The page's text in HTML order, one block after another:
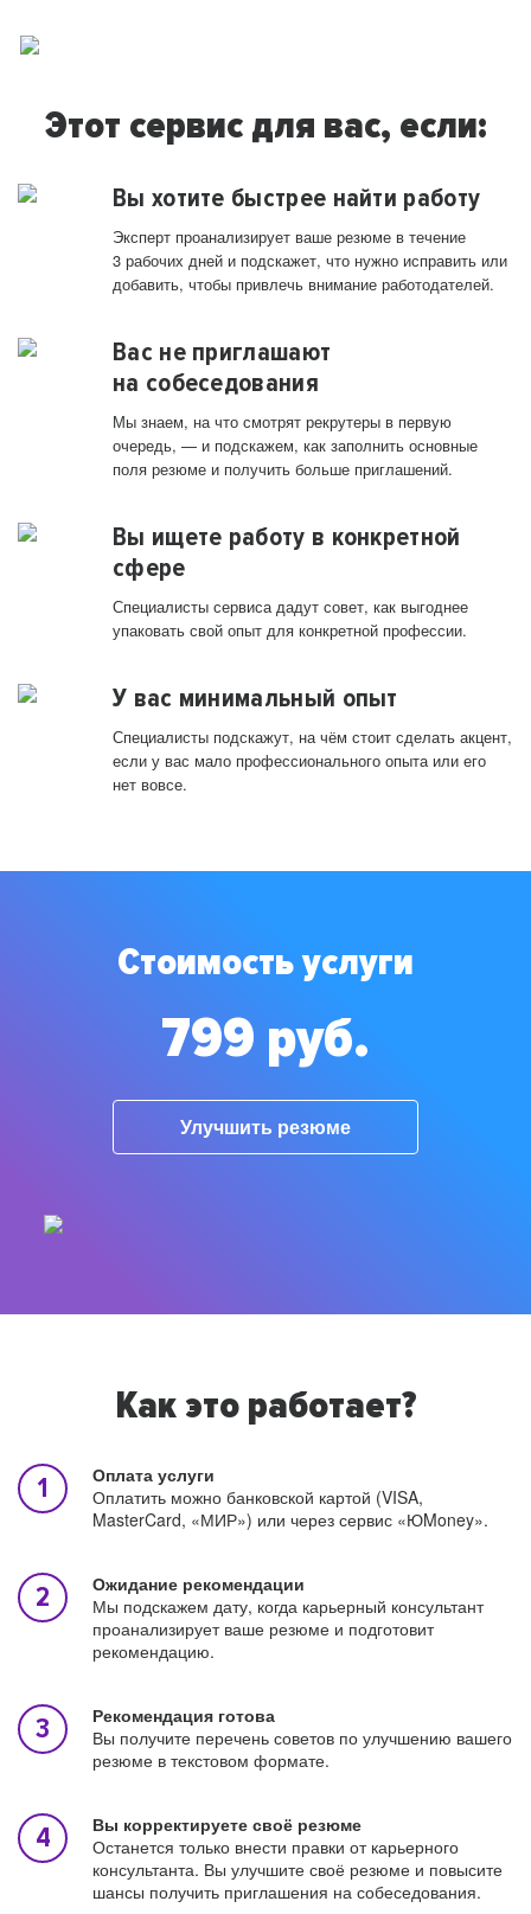
Этот сервис для вас, если:
Вы хотите быстрее найти работу
Эксперт проанализирует ваше резюме в течение
3 рабочих дней и подскажет, что нужно исправить или
добавить, чтобы привлечь внимание работодателей.
Вас не приглашают
на собеседования
Мы знаем, на что смотрят рекрутеры в первую
очередь, — и подскажем, как заполнить основные
поля резюме и получить больше приглашений.
Вы ищете работу в конкретной
сфере
Специалисты сервиса дадут совет, как выгоднее
упаковать свой опыт для конкретной профессии.
У вас минимальный опыт
Специалисты подскажут, на чём стоит сделать акцент,
если у вас мало профессионального опыта или его
нет вовсе.
Стоимость услуги
799 руб.
Улучшить резюме
Как это работает?
Оплата услуги
Оплатить можно банковской картой (VISA,
MasterCard, «МИР») или через сервис «ЮMoney».
Ожидание рекомендации
Мы подскажем дату, когда карьерный консультант
проанализирует ваше резюме и подготовит
рекомендацию.
Рекомендация готова
Вы получите перечень советов по улучшению вашего
резюме в текстовом формате.
Вы корректируете своё резюме
Останется только внести правки от карьерного
консультанта. Вы улучшите своё резюме и повысите
шансы получить приглашения на собеседования.